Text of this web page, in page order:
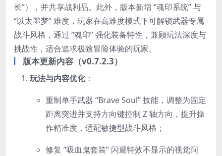
长”），并共享战利品。此外，版本新增 “魂印系统” 与
“以太噩梦” 难度，玩家在高难度模式下可解锁武器专属
战斗风格，通过 “魂印” 强化装备特性，兼顾玩法深度与
挑战性，适合追求极致冒险体验的玩家。
版本更新内容（v0.7.2.3）
玩法与内容优化：
重制单手武器 “Brave Soul” 技能，调整为固定
距离突进并支持方向键控制 Z 轴方向，提升操
作精准度，适配敏捷型战斗风格；
修复 “吸血鬼套装” 闪避特效不显示的视觉问